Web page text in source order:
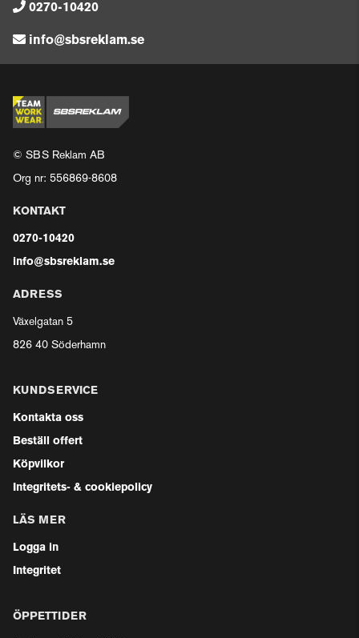
0270-10420
info@sbsreklam.se
© SBS Reklam AB
Org nr: 556869-8608
KONTAKT
0270-10420
info@sbsreklam.se
ADRESS
Växelgatan 5
826 40 Söderhamn
KUNDSERVICE
Kontakta oss
Beställ offert
Köpvilkor
Integritets- & cookiepolicy
LÄS MER
Logga in
Integritet
ÖPPETTIDER